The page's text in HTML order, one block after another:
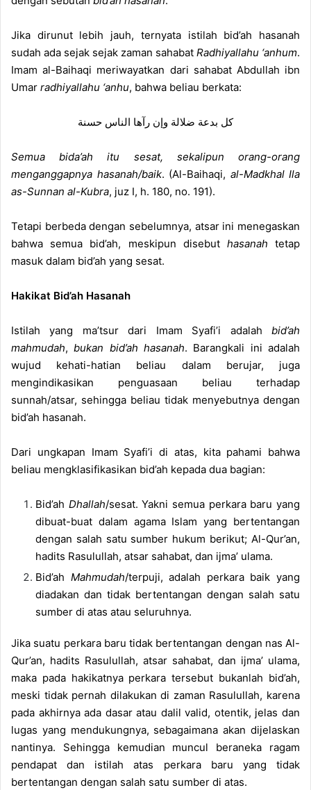
Jika dirunut lebih jauh, ternyata istilah bid’ah hasanah
sudah ada sejak sejak zaman sahabat Radhiyallahu ‘anhum.
Imam al-Baihaqi meriwayatkan dari sahabat Abdullah ibn
Umar radhiyallahu ‘anhu, bahwa beliau berkata:
كل بدعة ضلالة وإن رآها الناس حسنة
Semua bida’ah itu sesat, sekalipun orang-orang
menganggapnya hasanah/baik. (Al-Baihaqi, al-Madkhal Ila
as-Sunnan al-Kubra, juz I, h. 180, no. 191).
Tetapi berbeda dengan sebelumnya, atsar ini menegaskan
bahwa semua bid’ah, meskipun disebut hasanah tetap
masuk dalam bid’ah yang sesat.
Hakikat Bid’ah Hasanah
Istilah yang ma’tsur dari Imam Syafi’i adalah bid’ah
mahmudah,bukan bid’ah hasanah. Barangkali ini adalah
wujud kehati-hatian beliau dalam berujar, juga
mengindikasikan penguasaan beliau terhadap
sunnah/atsar, sehingga beliau tidak menyebutnya dengan
bid’ah hasanah.
Dari ungkapan Imam Syafi’i di atas, kita pahami bahwa
beliau mengklasifikasikan bid’ah kepada dua bagian:
Bid’ah Dhallah/sesat. Yakni semua perkara baru yang
dibuat-buat dalam agama Islam yang bertentangan
dengan salah satu sumber hukum berikut; Al-Qur’an,
hadits Rasulullah, atsar sahabat, dan ijma’ ulama.
Bid’ah Mahmudah/terpuji, adalah perkara baik yang
diadakan dan tidak bertentangan dengan salah satu
sumber di atas atau seluruhnya.
Jika suatu perkara baru tidak bertentangan dengan nas Al-
Qur’an, hadits Rasulullah, atsar sahabat, dan ijma’ ulama,
maka pada hakikatnya perkara tersebut bukanlah bid’ah,
meski tidak pernah dilakukan di zaman Rasulullah, karena
pada akhirnya ada dasar atau dalil valid, otentik, jelas dan
lugas yang mendukungnya, sebagaimana akan dijelaskan
nantinya. Sehingga kemudian muncul beraneka ragam
pendapat dan istilah atas perkara baru yang tidak
bertentangan dengan salah satu sumber di atas.